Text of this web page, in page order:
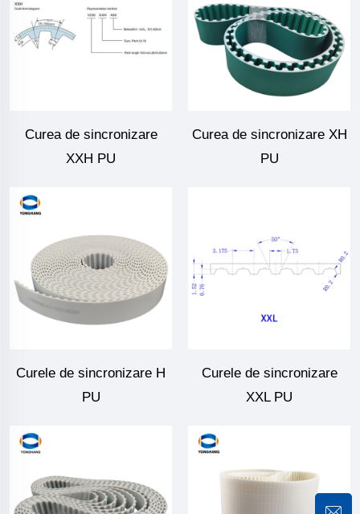
Curea de sincronizare
XXH PU
Curea de sincronizare XH
PU
Curele de sincronizare H
PU
Curele de sincronizare
XXL PU